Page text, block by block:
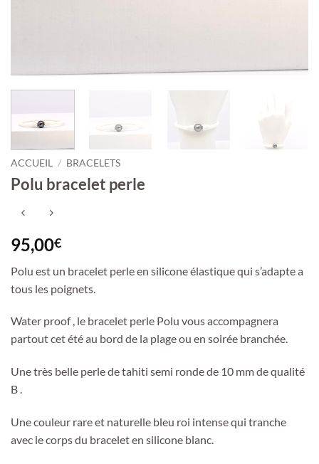
ACCUEIL / BRACELETS
Polu bracelet perle
95,00€
Polu est un bracelet perle en silicone élastique qui s’adapte a
tous les poignets.
Water proof , le bracelet perle Polu vous accompagnera
partout cet été au bord de la plage ou en soirée branchée.
Une très belle perle de tahiti semi ronde de 10 mm de qualité
B .
Une couleur rare et naturelle bleu roi intense qui tranche
avec le corps du bracelet en silicone blanc.